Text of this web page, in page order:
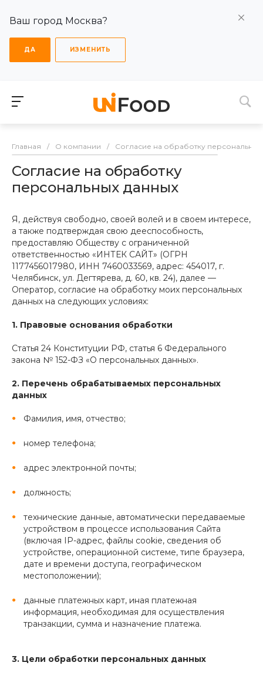
Ваш город Москва?
ДА ИЗМЕНИТЬ
Главная / О компании / Согласие на обработку персональных
Согласие на обработку
персональных данных
Я, действуя свободно, своей волей и в своем интересе,
а также подтверждая свою дееспособность,
предоставляю Обществу с ограниченной
ответственностью «ИНТЕК САЙТ» (ОГРН
1177456017980, ИНН 7460033569, адрес: 454017, г.
Челябинск, ул. Дегтярева, д. 60, кв. 24), далее —
Оператор, согласие на обработку моих персональных
данных на следующих условиях:
1. Правовые основания обработки
Статья 24 Конституции РФ, статья 6 Федерального
закона № 152-ФЗ «О персональных данных».
2. Перечень обрабатываемых персональных
данных
Фамилия, имя, отчество;
номер телефона;
адрес электронной почты;
должность;
технические данные, автоматически передаваемые
устройством в процессе использования Сайта
(включая IP-адрес, файлы cookie, сведения об
устройстве, операционной системе, типе браузера,
дате и времени доступа, географическом
местоположении);
данные платежных карт, иная платежная
информация, необходимая для осуществления
транзакции, сумма и назначение платежа.
3. Цели обработки персональных данных